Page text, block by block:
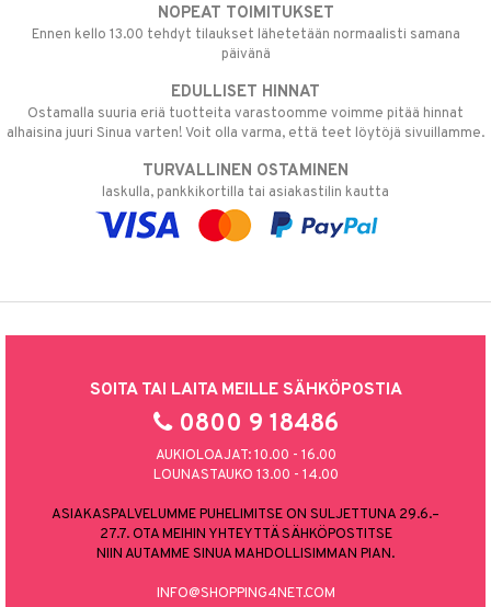
NOPEAT TOIMITUKSET
Ennen kello 13.00 tehdyt tilaukset lähetetään normaalisti samana
päivänä
EDULLISET HINNAT
Ostamalla suuria eriä tuotteita varastoomme voimme pitää hinnat
alhaisina juuri Sinua varten! Voit olla varma, että teet löytöjä sivuillamme.
TURVALLINEN OSTAMINEN
laskulla, pankkikortilla tai asiakastilin kautta
SOITA TAI LAITA MEILLE SÄHKÖPOSTIA
0800 9 18486
AUKIOLOAJAT: 10.00 - 16.00
LOUNASTAUKO 13.00 - 14.00
ASIAKASPALVELUMME PUHELIMITSE ON SULJETTUNA 29.6.–
27.7. OTA MEIHIN YHTEYTTÄ SÄHKÖPOSTITSE
NIIN AUTAMME SINUA MAHDOLLISIMMAN PIAN.
INFO@SHOPPING4NET.COM